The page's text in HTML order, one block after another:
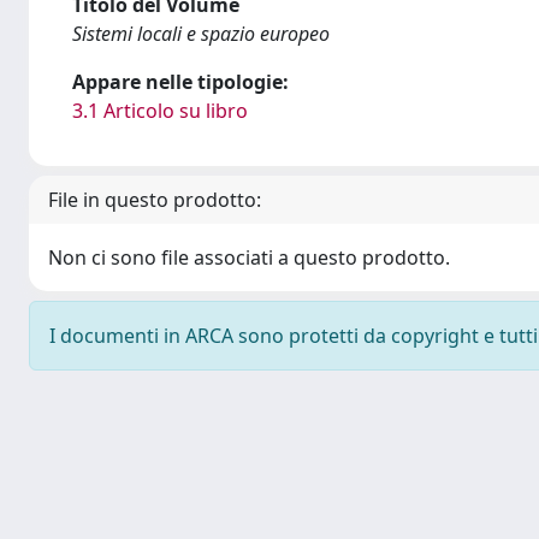
Sistemi locali e spazio europeo
Appare nelle tipologie:
3.1 Articolo su libro
File in questo prodotto:
Non ci sono file associati a questo prodotto.
I documenti in ARCA sono protetti da copyright e